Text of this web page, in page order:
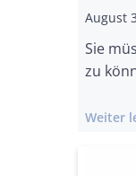
August
Sie
zu
Weiter